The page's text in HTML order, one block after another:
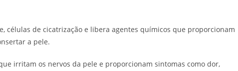
células de cicatrização e libera agentes químicos que proporcionam
a pele.
irritam os nervos da pele e proporcionam sintomas como dor,